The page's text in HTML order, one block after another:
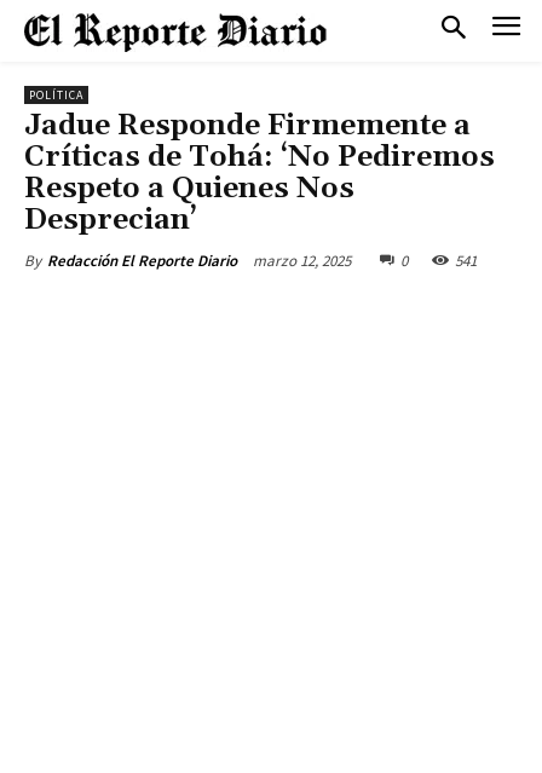
POLÍTICA
Jadue Responde Firmemente a
Críticas de Tohá: ‘No Pediremos
Respeto a Quienes Nos
Desprecian’
By Redacción El Reporte Diario marzo 12, 2025 0 541